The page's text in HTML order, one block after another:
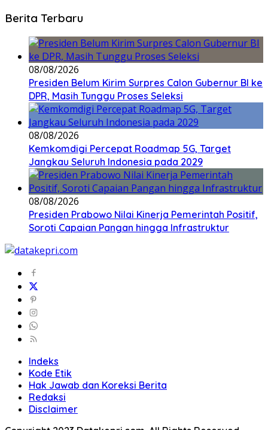
Berita Terbaru
08/08/2026
Presiden Belum Kirim Surpres Calon Gubernur BI ke
DPR, Masih Tunggu Proses Seleksi
08/08/2026
Kemkomdigi Percepat Roadmap 5G, Target
Jangkau Seluruh Indonesia pada 2029
08/08/2026
Presiden Prabowo Nilai Kinerja Pemerintah Positif,
Soroti Capaian Pangan hingga Infrastruktur
Indeks
Kode Etik
Hak Jawab dan Koreksi Berita
Redaksi
Disclaimer